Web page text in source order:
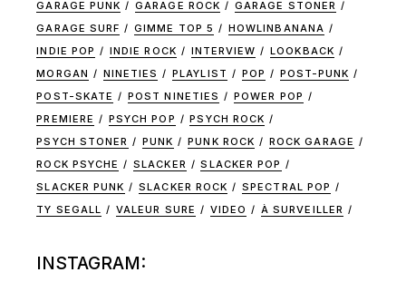
GARAGE PUNK GARAGE ROCK
GARAGE STONER
GARAGE SURF
GIMME TOP 5
HOWLINBANANA
INDIE POP
INDIE ROCK INTERVIEW
LOOKBACK
MORGAN
NINETIES PLAYLIST POP
POST-PUNK
POST-SKATE
POST NINETIES
POWER POP
PREMIERE
PSYCH POP
PSYCH ROCK
PSYCH STONER
PUNK PUNK ROCK
ROCK GARAGE
ROCK PSYCHE
SLACKER
SLACKER POP
SLACKER PUNK
SLACKER ROCK
SPECTRAL POP
TY SEGALL
VALEUR SURE VIDEO À SURVEILLER
INSTAGRAM: